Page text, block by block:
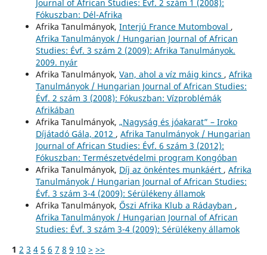
Journal of African Studies: Évf. 2 szám 1 (2008):
Fókuszban: Dél-Afrika
Afrika Tanulmányok, Interjú France Mutomboval ,
Afrika Tanulmányok / Hungarian Journal of African
Studies: Évf. 3 szám 2 (2009): Afrika Tanulmányok.
2009. nyár
Afrika Tanulmányok, Van, ahol a víz máig kincs , Afrika
Tanulmányok / Hungarian Journal of African Studies:
Évf. 2 szám 3 (2008): Fókuszban: Vízproblémák
Afrikában
Afrika Tanulmányok, „Nagyság és jóakarat” – Iroko
Díjátadó Gála, 2012 , Afrika Tanulmányok / Hungarian
Journal of African Studies: Évf. 6 szám 3 (2012):
Fókuszban: Természetvédelmi program Kongóban
Afrika Tanulmányok, Díj az önkéntes munkáért , Afrika
Tanulmányok / Hungarian Journal of African Studies:
Évf. 3 szám 3-4 (2009): Sérülékeny államok
Afrika Tanulmányok, Őszi Afrika Klub a Rádayban ,
Afrika Tanulmányok / Hungarian Journal of African
Studies: Évf. 3 szám 3-4 (2009): Sérülékeny államok
1 2 3 4 5 6 7 8 9 10 > >>